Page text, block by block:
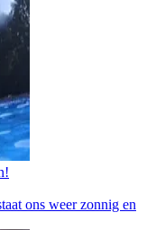
ons weer zonnig en